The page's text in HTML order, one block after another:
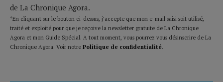
de La Chronique Agora.
*En cliquant sur le bouton ci-dessus, j’accepte que mon e-mail saisi soit utilisé,
traité et exploité pour que je reçoive la newsletter gratuite de La Chronique
Agora et mon Guide Spécial. A tout moment, vous pourrez vous désinscrire de La
Chronique Agora. Voir notre Politique de confidentialité.